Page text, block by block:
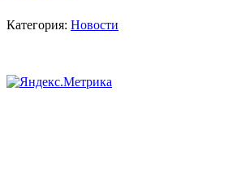
Категория: Новости